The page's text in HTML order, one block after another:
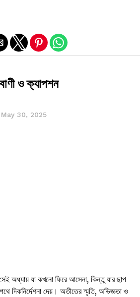
ও ক্যাপশন
May 30, 2025
অধ্যায় যা কখনো ফিরে আসেনা, কিন্তু যার ছাপ
দিকনির্দেশনা দেয়। অতীতের স্মৃতি, অভিজ্ঞতা ও